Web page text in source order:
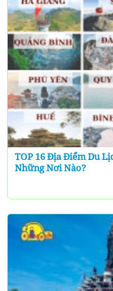
TOP 16 Địa Điểm Du
Những Nơi Nào?